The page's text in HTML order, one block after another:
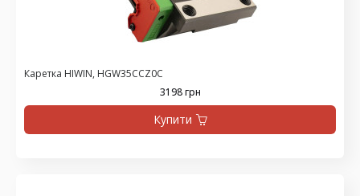
Каретка HIWIN, HGW35CCZ0C
3198 грн
Купити